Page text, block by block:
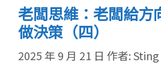
老闆思維：老闆給方
做決策（四）
2025 年 9 月 21 日 作者: